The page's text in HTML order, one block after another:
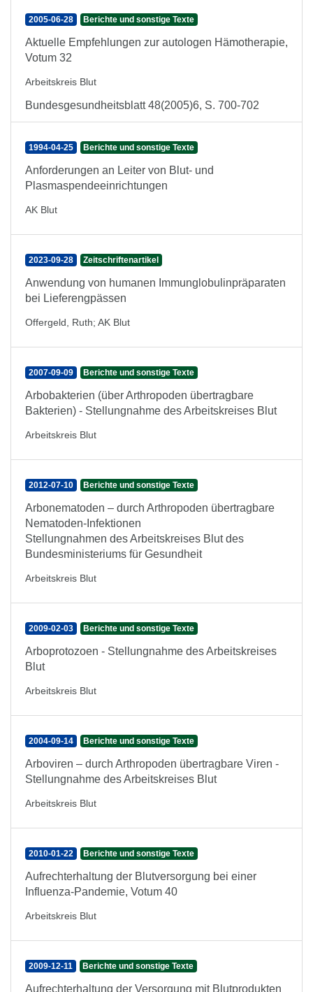
2005-06-28 Berichte und sonstige Texte
Aktuelle Empfehlungen zur autologen Hämotherapie,
Votum 32
Arbeitskreis Blut
Bundesgesundheitsblatt 48(2005)6, S. 700-702
1994-04-25 Berichte und sonstige Texte
Anforderungen an Leiter von Blut- und
Plasmaspendeeinrichtungen
AK Blut
2023-09-28 Zeitschriftenartikel
Anwendung von humanen Immunglobulinpräparaten
bei Lieferengpässen
Offergeld, Ruth; AK Blut
2007-09-09 Berichte und sonstige Texte
Arbobakterien (über Arthropoden übertragbare
Bakterien) - Stellungnahme des Arbeitskreises Blut
Arbeitskreis Blut
2012-07-10 Berichte und sonstige Texte
Arbonematoden – durch Arthropoden übertragbare
Nematoden-Infektionen
Stellungnahmen des Arbeitskreises Blut des
Bundesministeriums für Gesundheit
Arbeitskreis Blut
2009-02-03 Berichte und sonstige Texte
Arboprotozoen - Stellungnahme des Arbeitskreises
Blut
Arbeitskreis Blut
2004-09-14 Berichte und sonstige Texte
Arboviren – durch Arthropoden übertragbare Viren -
Stellungnahme des Arbeitskreises Blut
Arbeitskreis Blut
2010-01-22 Berichte und sonstige Texte
Aufrechterhaltung der Blutversorgung bei einer
Influenza-Pandemie, Votum 40
Arbeitskreis Blut
2009-12-11 Berichte und sonstige Texte
Aufrechterhaltung der Versorgung mit Blutprodukten